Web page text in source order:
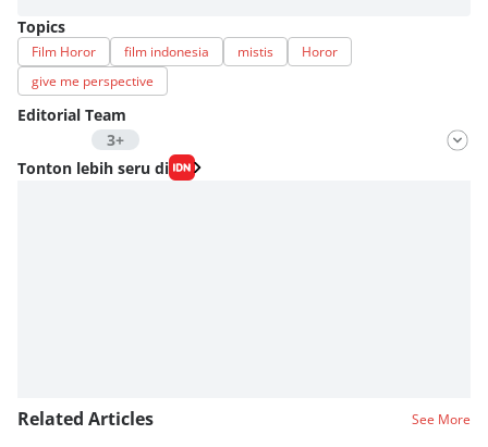
Topics
Film Horor film indonesia mistis
Horor
give me perspective
Editorial Team
3+
Editor
Nadia Agatha Pramesthi
Tonton lebih seru di
Related Articles See More